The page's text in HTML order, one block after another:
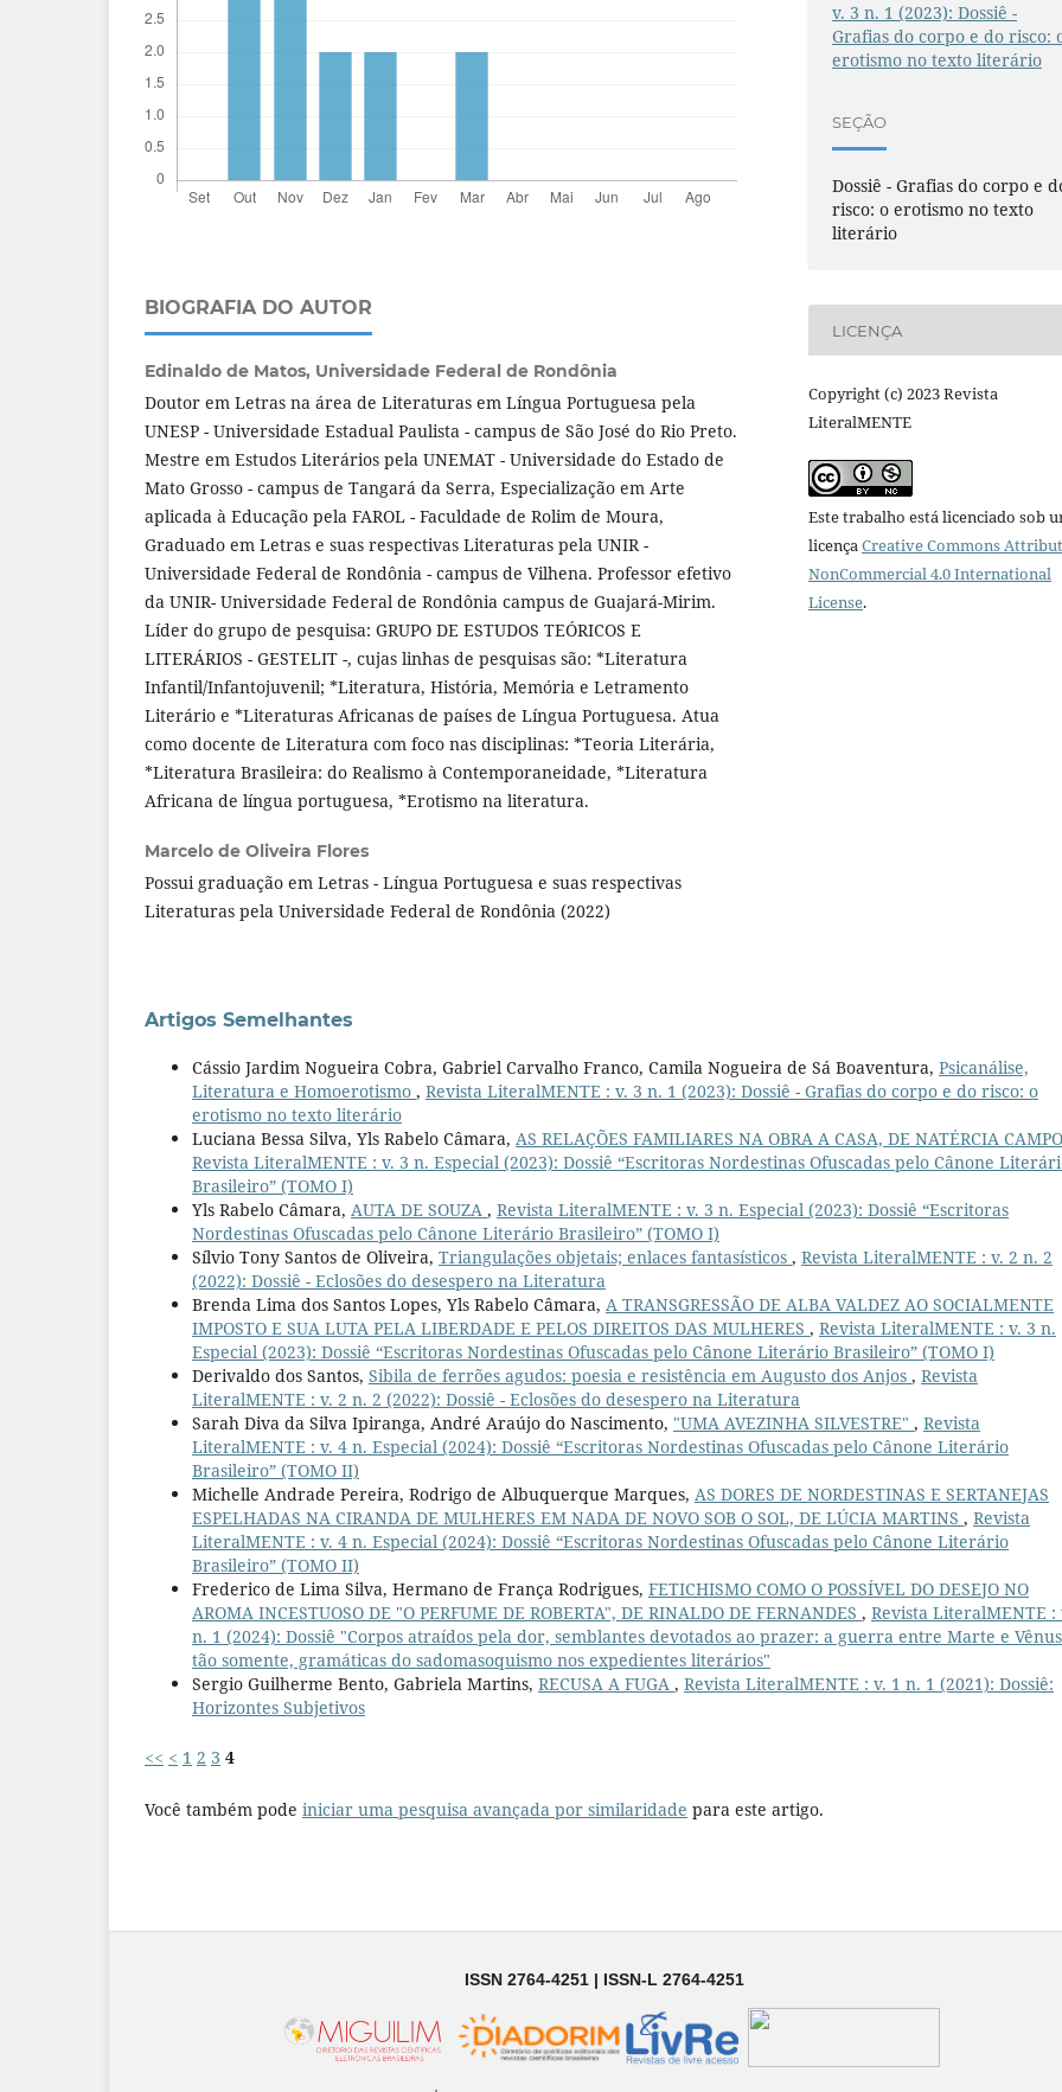
BIOGRAFIA DO AUTOR
Edinaldo de Matos, Universidade Federal de Rondônia
Doutor em Letras na área de Literaturas em Língua Portuguesa pela
UNESP - Universidade Estadual Paulista - campus de São José do Rio Preto.
Mestre em Estudos Literários pela UNEMAT - Universidade do Estado de
Mato Grosso - campus de Tangará da Serra, Especialização em Arte
aplicada à Educação pela FAROL - Faculdade de Rolim de Moura,
Graduado em Letras e suas respectivas Literaturas pela UNIR -
Universidade Federal de Rondônia - campus de Vilhena. Professor efetivo
da UNIR- Universidade Federal de Rondônia campus de Guajará-Mirim.
Líder do grupo de pesquisa: GRUPO DE ESTUDOS TEÓRICOS E
LITERÁRIOS - GESTELIT -, cujas linhas de pesquisas são: *Literatura
Infantil/Infantojuvenil; *Literatura, História, Memória e Letramento
Literário e *Literaturas Africanas de países de Língua Portuguesa. Atua
como docente de Literatura com foco nas disciplinas: *Teoria Literária,
*Literatura Brasileira: do Realismo à Contemporaneidade, *Literatura
Africana de língua portuguesa, *Erotismo na literatura.
Marcelo de Oliveira Flores
Possui graduação em Letras - Língua Portuguesa e suas respectivas
Literaturas pela Universidade Federal de Rondônia (2022)
v. 3 n. 1 (2023): Dossiê -
Grafias do corpo e do risco:
erotismo no texto literário
SEÇÃO
Dossiê - Grafias do corpo e
risco: o erotismo no texto
literário
LICENÇA
Copyright (c) 2023 Revista
LiteralMENTE
Este trabalho está licenciado sob
licençaCreative Commons
NonCommercial 4.0 International
License.
Artigos Semelhantes
Cássio Jardim Nogueira Cobra, Gabriel Carvalho Franco, Camila Nogueira de Sá Boaventura, Psicanálise,
Literatura e Homoerotismo , Revista LiteralMENTE : v. 3 n. 1 (2023): Dossiê - Grafias do corpo e do risco: o
erotismo no texto literário
Luciana Bessa Silva, Yls Rabelo Câmara, AS RELAÇÕES FAMILIARES NA OBRA A CASA, DE NATÉRCIA
Revista LiteralMENTE : v. 3 n. Especial (2023): Dossiê “Escritoras Nordestinas Ofuscadas pelo Cânone
Brasileiro” (TOMO I)
Yls Rabelo Câmara, AUTA DE SOUZA , Revista LiteralMENTE : v. 3 n. Especial (2023): Dossiê “Escritoras
Nordestinas Ofuscadas pelo Cânone Literário Brasileiro” (TOMO I)
Sílvio Tony Santos de Oliveira, Triangulações objetais; enlaces fantasísticos , Revista LiteralMENTE : v. 2 n. 2
(2022): Dossiê - Eclosões do desespero na Literatura
Brenda Lima dos Santos Lopes, Yls Rabelo Câmara, A TRANSGRESSÃO DE ALBA VALDEZ AO SOCIALMENTE
IMPOSTO E SUA LUTA PELA LIBERDADE E PELOS DIREITOS DAS MULHERES , Revista LiteralMENTE : v. 3 n.
Especial (2023): Dossiê “Escritoras Nordestinas Ofuscadas pelo Cânone Literário Brasileiro” (TOMO I)
Derivaldo dos Santos, Sibila de ferrões agudos: poesia e resistência em Augusto dos Anjos , Revista
LiteralMENTE : v. 2 n. 2 (2022): Dossiê - Eclosões do desespero na Literatura
Sarah Diva da Silva Ipiranga, André Araújo do Nascimento, "UMA AVEZINHA SILVESTRE" , Revista
LiteralMENTE : v. 4 n. Especial (2024): Dossiê “Escritoras Nordestinas Ofuscadas pelo Cânone Literário
Brasileiro” (TOMO II)
Michelle Andrade Pereira, Rodrigo de Albuquerque Marques, AS DORES DE NORDESTINAS E SERTANEJAS
ESPELHADAS NA CIRANDA DE MULHERES EM NADA DE NOVO SOB O SOL, DE LÚCIA MARTINS , Revista
LiteralMENTE : v. 4 n. Especial (2024): Dossiê “Escritoras Nordestinas Ofuscadas pelo Cânone Literário
Brasileiro” (TOMO II)
Frederico de Lima Silva, Hermano de França Rodrigues, FETICHISMO COMO O POSSÍVEL DO DESEJO NO
AROMA INCESTUOSO DE "O PERFUME DE ROBERTA", DE RINALDO DE FERNANDES , Revista LiteralMENTE :
n. 1 (2024): Dossiê "Corpos atraídos pela dor, semblantes devotados ao prazer: a guerra entre Marte e
tão somente, gramáticas do sadomasoquismo nos expedientes literários"
Sergio Guilherme Bento, Gabriela Martins, RECUSA A FUGA , Revista LiteralMENTE : v. 1 n. 1 (2021): Dossiê:
Horizontes Subjetivos
<< < 1 2 3 4
Você também pode iniciar uma pesquisa avançada por similaridade para este artigo.
ISSN 2764-4251 | ISSN-L 2764-4251